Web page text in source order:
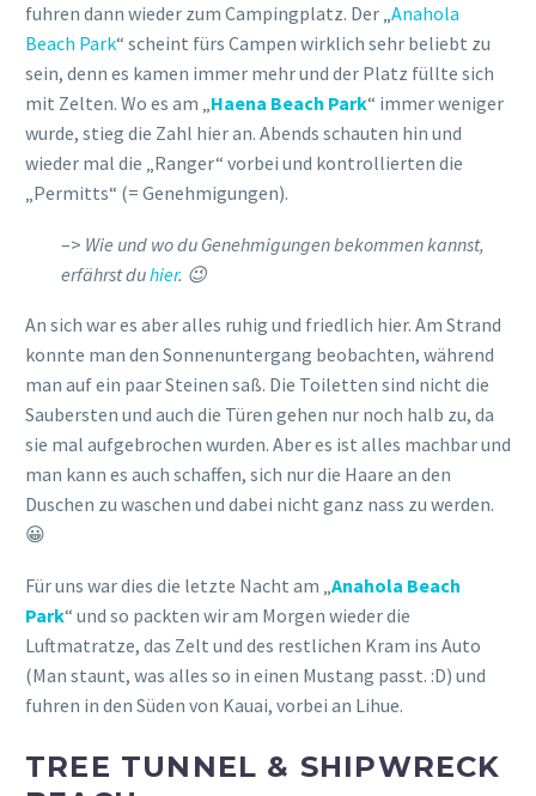
fuhren dann wieder zum Campingplatz. Der „Anahola
Beach Park“ scheint fürs Campen wirklich sehr beliebt zu
sein, denn es kamen immer mehr und der Platz füllte sich
mit Zelten. Wo es am „Haena Beach Park“ immer weniger
wurde, stieg die Zahl hier an. Abends schauten hin und
wieder mal die „Ranger“ vorbei und kontrollierten die
„Permitts“ (= Genehmigungen).
–> Wie und wo du Genehmigungen bekommen kannst,
erfährst duhier. 😉
An sich war es aber alles ruhig und friedlich hier. Am Strand
konnte man den Sonnenuntergang beobachten, während
man auf ein paar Steinen saß. Die Toiletten sind nicht die
Saubersten und auch die Türen gehen nur noch halb zu, da
sie mal aufgebrochen wurden. Aber es ist alles machbar und
man kann es auch schaffen, sich nur die Haare an den
Duschen zu waschen und dabei nicht ganz nass zu werden.
😀
Für uns war dies die letzte Nacht am „ Anahola Beach
Park“ und so packten wir am Morgen wieder die
Luftmatratze, das Zelt und des restlichen Kram ins Auto
(Man staunt, was alles so in einen Mustang passt. :D) und
fuhren in den Süden von Kauai, vorbei an Lihue.
TREE TUNNEL & SHIPWRECK